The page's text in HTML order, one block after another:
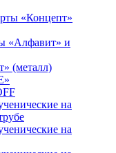
«Концепт»
«Алфавит» и
(металл)
на
на